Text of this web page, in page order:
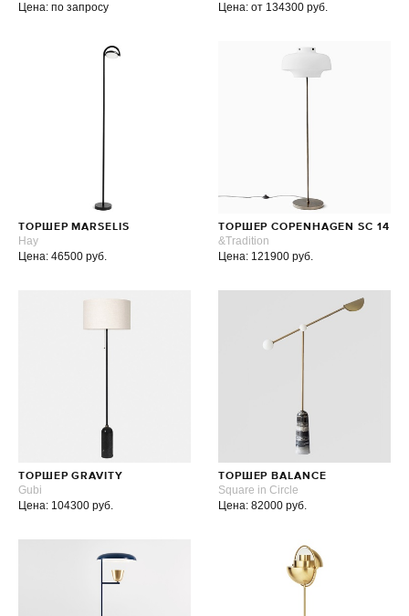
Цена: по запросу
Цена: от 134300 руб.
ТОРШЕР MARSELIS
Hay
Цена: 46500 руб.
ТОРШЕР COPENHAGEN SC 14
&Tradition
Цена: 121900 руб.
ТОРШЕР GRAVITY
Gubi
Цена: 104300 руб.
ТОРШЕР BALANCE
Square in Circle
Цена: 82000 руб.